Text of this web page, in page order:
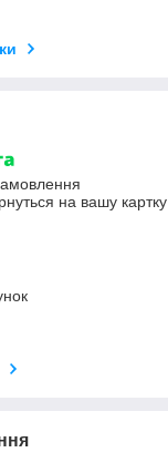
на вашу картку